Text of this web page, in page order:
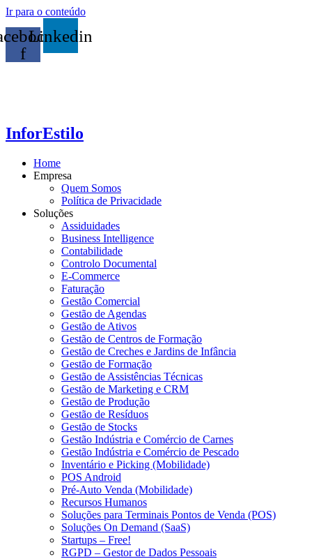
Ir para o conteúdo
f
Linkedin
InforEstilo
Home
Empresa
Quem Somos
Política de Privacidade
Soluções
Assiduidades
Business Intelligence
Contabilidade
Controlo Documental
E-Commerce
Faturação
Gestão Comercial
Gestão de Agendas
Gestão de Ativos
Gestão de Centros de Formação
Gestão de Creches e Jardins de Infância
Gestão de Formação
Gestão de Assistências Técnicas
Gestão de Marketing e CRM
Gestão de Produção
Gestão de Resíduos
Gestão de Stocks
Gestão Indústria e Comércio de Carnes
Gestão Indústria e Comércio de Pescado
Inventário e Picking (Mobilidade)
POS Android
Pré-Auto Venda (Mobilidade)
Recursos Humanos
Soluções para Terminais Pontos de Venda (POS)
Soluções On Demand (SaaS)
Startups – Free!
RGPD – Gestor de Dados Pessoais